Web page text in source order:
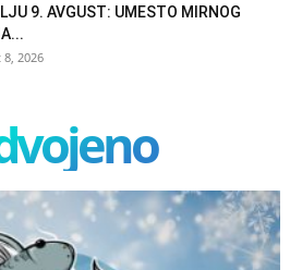
9. AVGUST: UMESTO MIRNOG
2026